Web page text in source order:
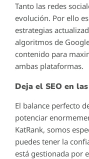
Tanto las redes
evolución. Por ello
estrategias
algoritmos de
contenido para
ambas plataformas.
Deja el SEO en
El balance perfecto
potenciar
KatRank, somos
puedes tener la
está gestionada por